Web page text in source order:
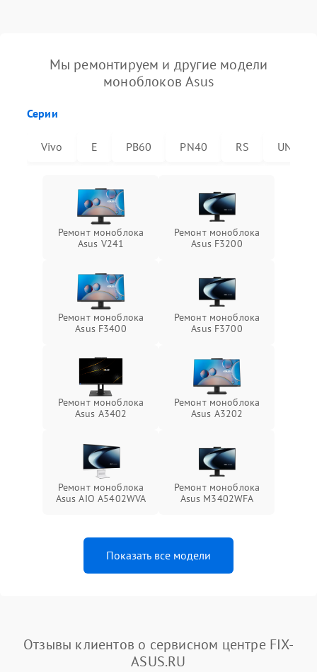
Мы ремонтируем и другие модели
моноблоков Asus
Серии
Vivo E PB60 PN40 RS UN
Ремонт моноблока
Asus V241
Ремонт моноблока
Asus F3200
Ремонт моноблока
Asus F3400
Ремонт моноблока
Asus F3700
Ремонт моноблока
Asus A3402
Ремонт моноблока
Asus A3202
Ремонт моноблока
Asus AIO A5402WVA
Ремонт моноблока
Asus M3402WFA
Показать все модели
Отзывы клиентов о сервисном центре FIX-
ASUS.RU